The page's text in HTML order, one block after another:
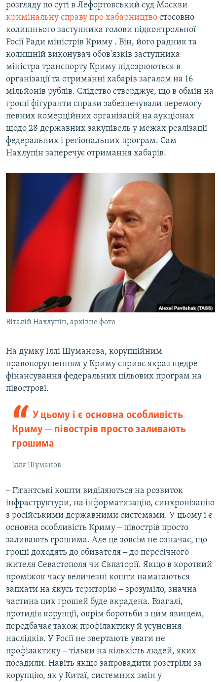
розгляду по суті в Лефортовський суд Москви
кримінальну справу про хабарництво стосовно
колишнього заступника голови підконтрольної
Росії Ради міністрів Криму . Він, його радник та
колишній виконувач обов'язків заступника
міністра транспорту Криму підозрюються в
організації та отриманні хабарів загалом на 16
мільйонів рублів. Слідство стверджує, що в обмін на
гроші фігуранти справи забезпечували перемогу
певних комерційних організацій на аукціонах
щодо 28 державних закупівель у межах реалізації
федеральних і регіональних програм. Сам
Нахлупін заперечує отримання хабарів.
Віталій Нахлупін, архівне фото
На думку Іллі Шуманова, корупційним
правопорушенням у Криму сприяє якраз щедре
фінансування федеральних цільових програм на
півострові.
У цьому і є основна особливість
Криму ‒ півострів просто заливають
грошима
Ілля Шуманов
‒ Гігантські кошти виділяються на розвиток
інфраструктури, на інформатизацію, синхронізацію
з російськими державними системами. У цьому і є
основна особливість Криму ‒ півострів просто
заливають грошима. Але це зовсім не означає, що
гроші доходять до обивателя ‒ до пересічного
жителя Севастополя чи Євпаторії. Якщо в короткий
проміжок часу величезні кошти намагаються
запхати на якусь територію ‒ зрозуміло, значна
частина цих грошей буде вкрадена. Взагалі,
протидія корупції, окрім боротьби з цим явищем,
передбачає також профілактику й усунення
наслідків. У Росії не звертають уваги не
профілактику ‒ тільки на кількість людей, яких
посадили. Навіть якщо запровадити розстріли за
корупцію, як у Китаї, системних змін у